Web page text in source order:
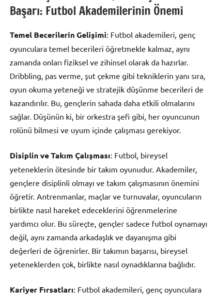
Başarı: Futbol Akademilerinin Önemi
Temel Becerilerin Gelişimi: Futbol akademileri, genç
oyunculara temel becerileri öğretmekle kalmaz, aynı
zamanda onları fiziksel ve zihinsel olarak da hazırlar.
Dribbling, pas verme, şut çekme gibi tekniklerin yanı sıra,
oyun okuma yeteneği ve stratejik düşünme becerileri de
kazandırılır. Bu, gençlerin sahada daha etkili olmalarını
sağlar. Düşünün ki, bir orkestra şefi gibi, her oyuncunun
rolünü bilmesi ve uyum içinde çalışması gerekiyor.
Disiplin ve Takım Çalışması: Futbol, bireysel
yeteneklerin ötesinde bir takım oyunudur. Akademiler,
gençlere disiplinli olmayı ve takım çalışmasının önemini
öğretir. Antrenmanlar, maçlar ve turnuvalar, oyuncuların
birlikte nasıl hareket edeceklerini öğrenmelerine
yardımcı olur. Bu süreçte, gençler sadece futbol oynamayı
değil, aynı zamanda arkadaşlık ve dayanışma gibi
değerleri de öğrenirler. Bir takımın başarısı, bireysel
yeteneklerden çok, birlikte nasıl oynadıklarına bağlıdır.
Kariyer Fırsatları: Futbol akademileri, genç oyunculara